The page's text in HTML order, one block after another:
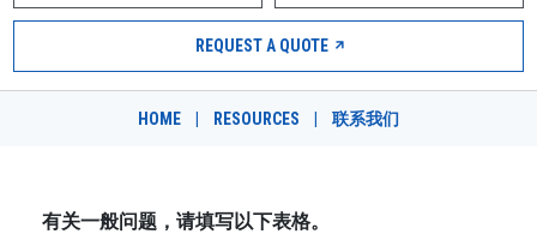
市场
职业
REQUEST A QUOTE
HOME RESOURCES 联系我们
有关一般问题，请填写以下表格。